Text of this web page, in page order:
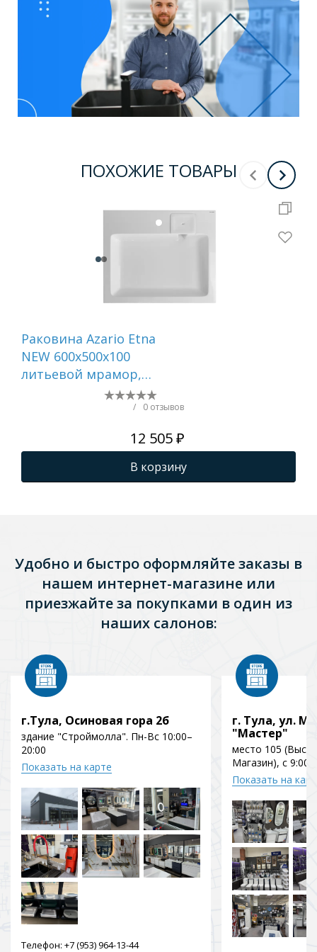
ПОХОЖИЕ ТОВАРЫ
Раковина Azario Etna
NEW 600х500х100
литьевой мрамор,
сифон в комплекте,
белая () CS00086607/ 0 отзывов
12 505 ₽
В корзину
Удобно и быстро оформляйте заказы в
нашем интернет-магазине или
приезжайте за покупками в один из
наших салонов:
г.Тула, Осиновая гора 2б
здание "Строймолла". Пн-Вс 10:00–
20:00
Показать на карте
Телефон: +7 (953) 964-13-44
г. Тула, ул.
"Мастер"
место 105
Магазин), с 9:00
Показать на